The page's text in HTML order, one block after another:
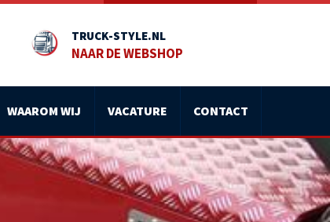
TRUCK-STYLE.NL
NAAR DE WEBSHOP
WAAROM WIJ VACATURE CONTACT